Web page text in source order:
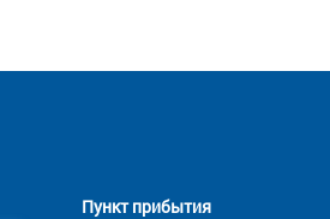
Пункт прибытия